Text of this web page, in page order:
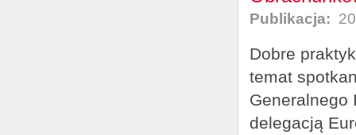
Publikacja:
Dobre
temat
Generalnego
delegacją